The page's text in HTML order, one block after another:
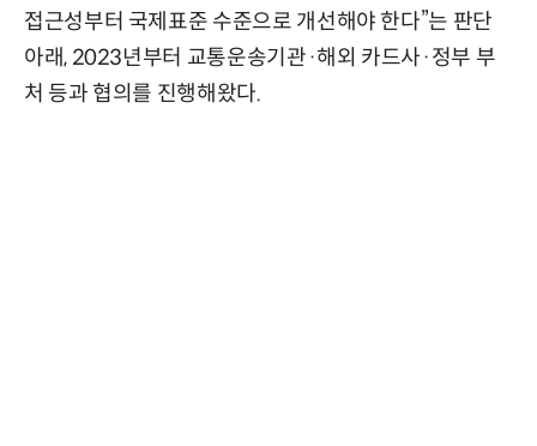
접근성부터 국제표준 수준으로 개선해야 한다”는 판단
아래, 2023년부터 교통운송기관·해외 카드사·정부 부
처 등과 협의를 진행해왔다.